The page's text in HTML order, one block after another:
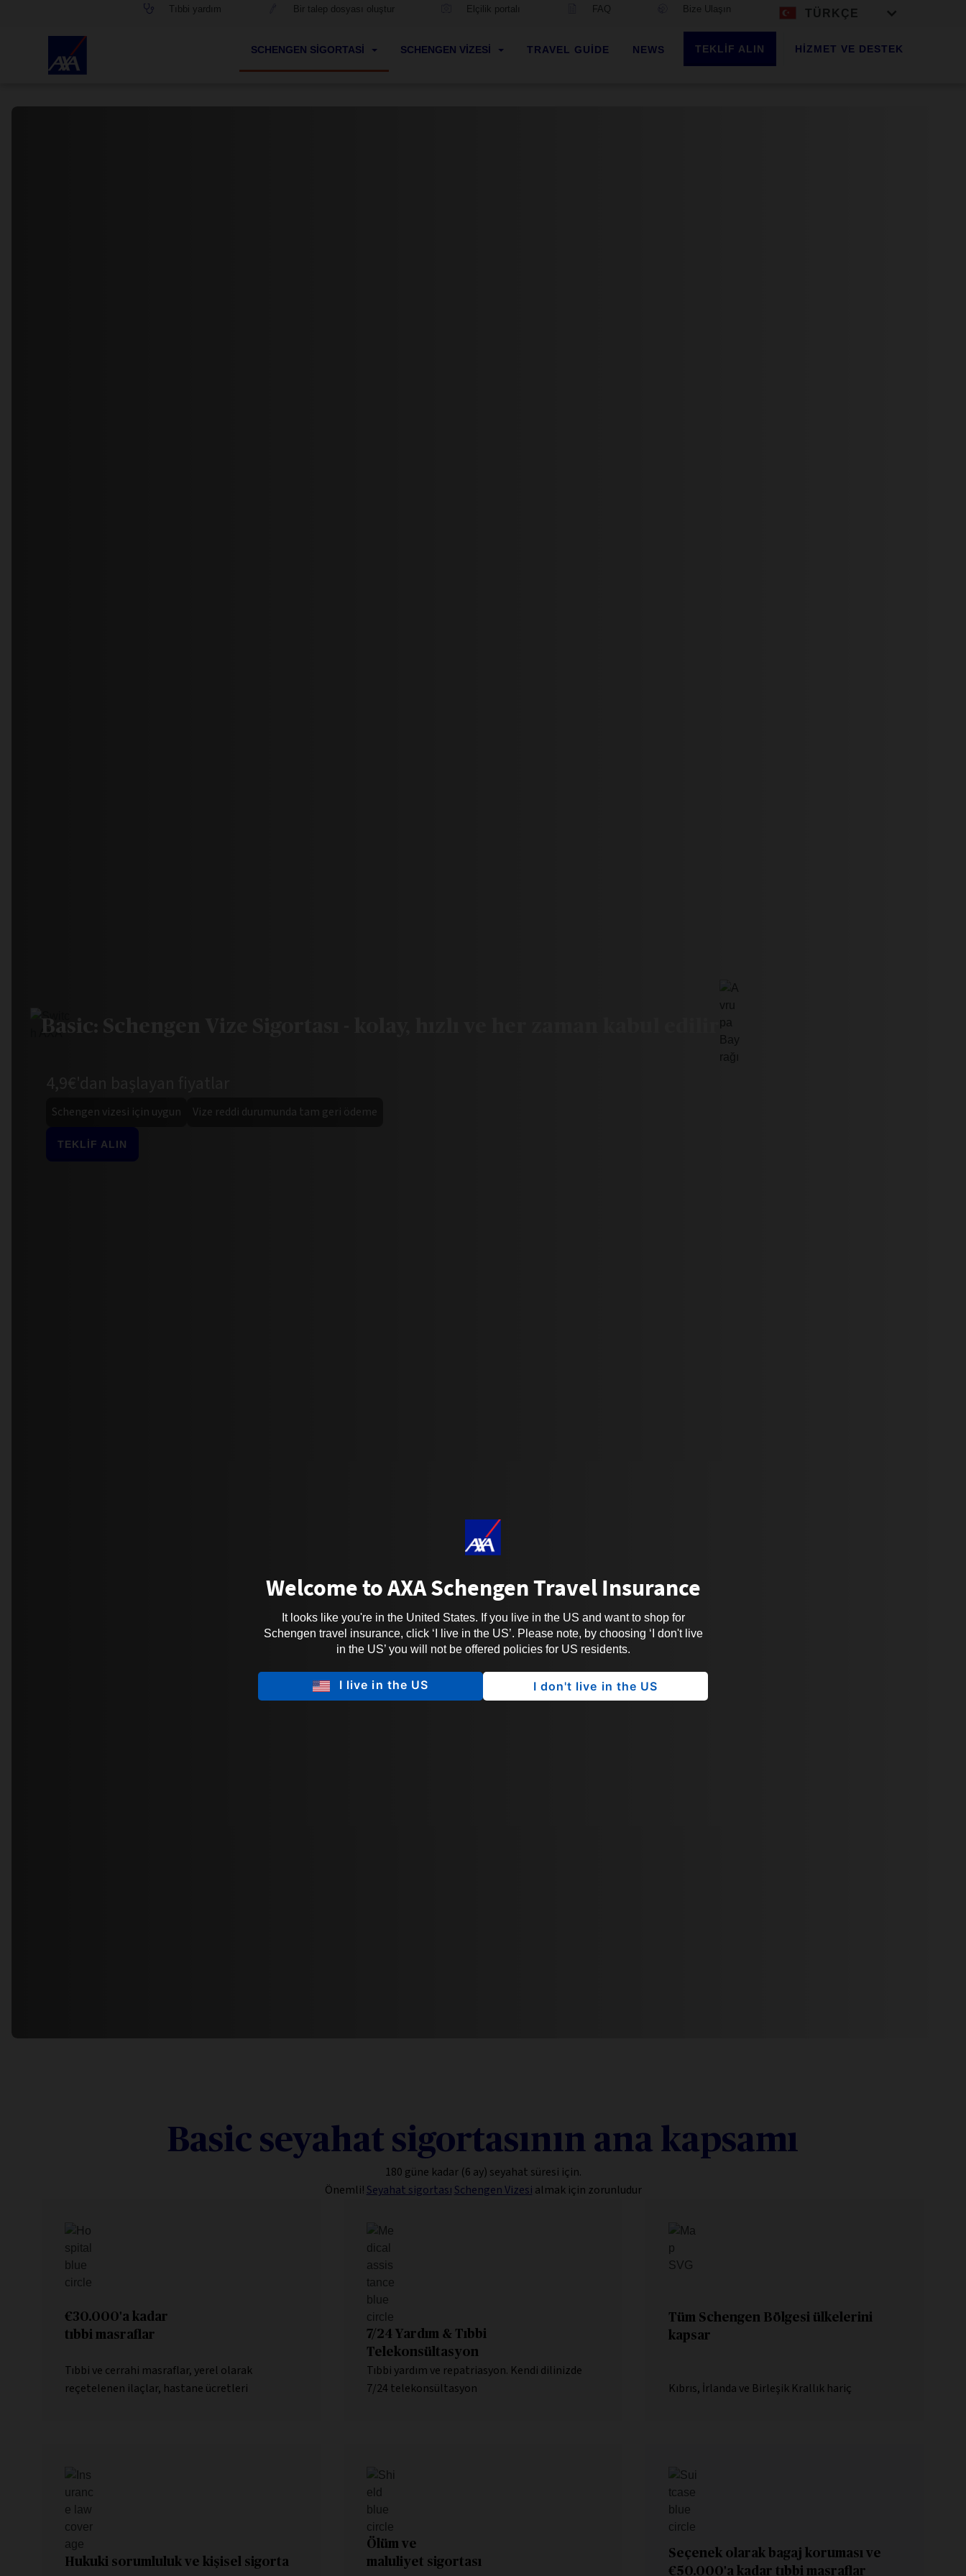
Welcome to AXA Schengen Travel Insurance
It looks like you're in the United States. If you live in the US and want to shop for
Schengen travel insurance, click ‘I live in the US’. Please note, by choosing ‘I don't live
in the US’ you will not be offered policies for US residents.
I live in the US I don't live in the US
Tıbbi yardım Bir talep dosyası oluştur Elçilik portalı FAQ Bize Ulaşın TÜRKÇE
SCHENGEN SIGORTASI SCHENGEN VIZESI TRAVEL GUIDE NEWS TEKLİF ALIN HIZMET VE DESTEK
Basic: Schengen Vize Sigortası - kolay, hızlı ve her zaman kabul edilir
Schengen vizesi için uygun Vize reddi durumunda tam geri ödeme
TEKLİF ALIN
Basic seyahat sigortasının ana kapsamı
180 güne kadar (6 ay) seyahat süresi için.
Önemli! Seyahat sigortası Schengen Vizesi almak için zorunludur
€30.000'a kadar
tıbbi masraflar
Tıbbi ve cerrahi masraflar, yerel olarak
reçetelenen ilaçlar, hastane ücretleri
7/24 Yardım & Tıbbi
Telekonsültasyon
Tıbbi yardım ve repatriasyon. Kendi dilinizde
7/24 telekonsültasyon
Tüm Schengen Bölgesi ülkelerini
kapsar
Kıbrıs, İrlanda ve Birleşik Krallık hariç
Hukuki sorumluluk ve kişisel sigorta
Ölüm ve
maluliyet sigortası
Seçenek olarak bagaj koruması ve
€50.000'a kadar tıbbi masraflar